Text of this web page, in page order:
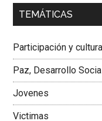
00:00
Dra. Carolina Corcho
Colombiana
TEMÁTICAS
Participación y
Paz, Desarrollo
Jovenes
Victimas